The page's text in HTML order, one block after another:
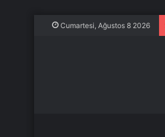
Cumartesi, Ağustos 8 2026